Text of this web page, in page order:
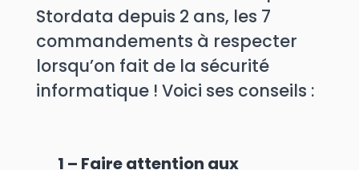
Stordata depuis 2 ans, les 7
commandements à respecter
lorsqu’on fait de la sécurité
informatique ! Voici ses conseils :
1 – Faire attention aux